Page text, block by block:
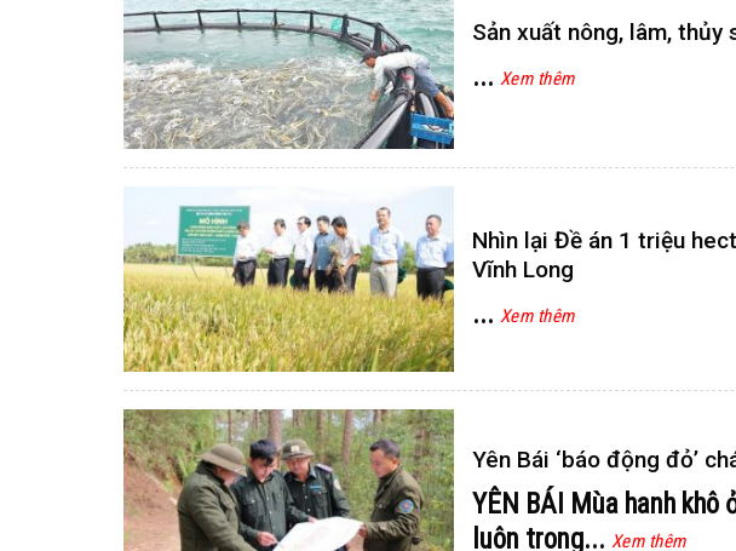
Sản xuất nông, lâm,
... Xem thêm
Nhìn lại Đề án 1 triệu
Vĩnh Long
... Xem thêm
Yên Bái ‘báo động đỏ’
YÊN BÁI Mùa hanh khô
luôn trong... Xem thêm